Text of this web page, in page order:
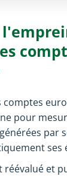
comptes
pour
par
ses
réévalué et